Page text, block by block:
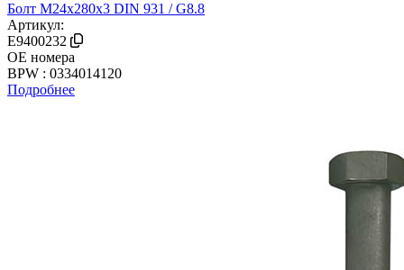
Болт М24х280х3 DIN 931 / G8.8
Артикул:
E9400232
OE номера
BPW : 0334014120
Подробнее